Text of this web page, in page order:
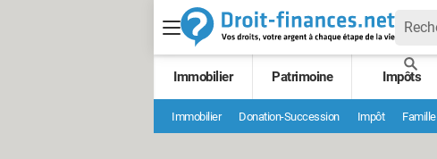
Immobilier Patrimoine Impôts
Immobilier Donation-Succession Impôt Famille